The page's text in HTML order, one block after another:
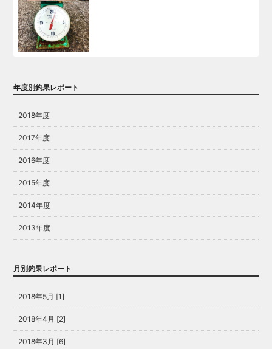
年度別釣果レポート
2018年度
2017年度
2016年度
2015年度
2014年度
2013年度
月別釣果レポート
2018年5月 [1]
2018年4月 [2]
2018年3月 [6]